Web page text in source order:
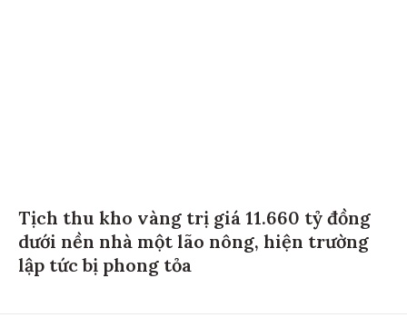
Tịch thu kho vàng trị giá 11.660 tỷ đồng
dưới nền nhà một lão nông, hiện trường
lập tức bị phong tỏa